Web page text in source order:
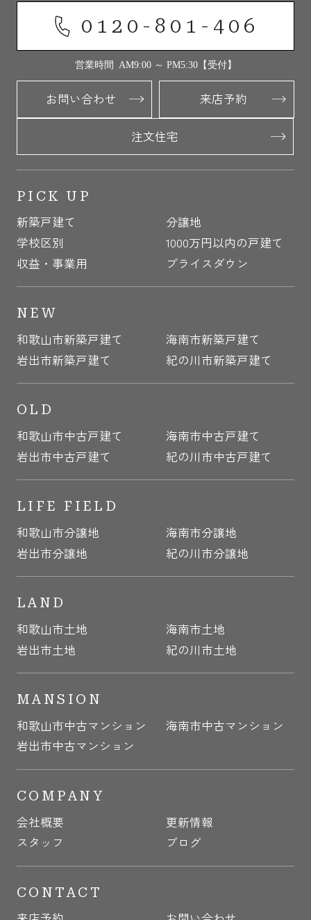
0120-801-406
営業時間 AM9:00 ～ PM5:30【受付】
お問い合わせ 来店予約
注文住宅
PICK UP
新築戸建て
分譲地
学校区別
1000万円以内の戸建て
収益・事業用
プライスダウン
NEW
和歌山市新築戸建て
海南市新築戸建て
岩出市新築戸建て
紀の川市新築戸建て
OLD
和歌山市中古戸建て
海南市中古戸建て
岩出市中古戸建て
紀の川市中古戸建て
LIFE FIELD
和歌山市分譲地
海南市分譲地
岩出市分譲地
紀の川市分譲地
LAND
和歌山市土地
海南市土地
岩出市土地
紀の川市土地
MANSION
和歌山市中古マンション
海南市中古マンション
岩出市中古マンション
COMPANY
会社概要
更新情報
スタッフ
ブログ
CONTACT